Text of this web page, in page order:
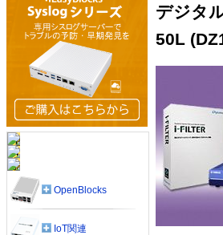
デジタ
50L
OpenBlocks
IoT関連